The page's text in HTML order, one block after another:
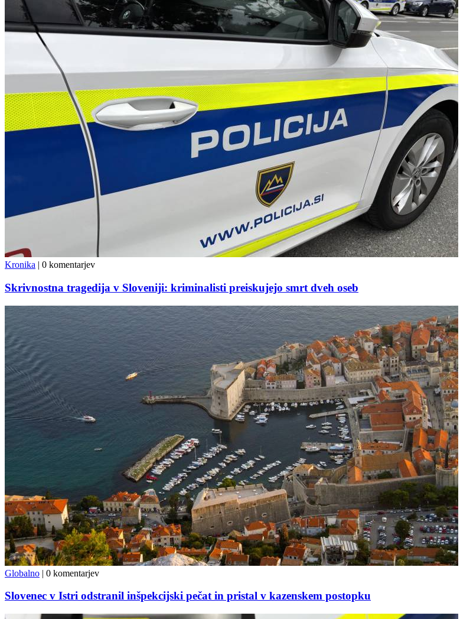
Kronika | 0 komentarjev
Skrivnostna tragedija v Sloveniji: kriminalisti preiskujejo smrt dveh oseb
Globalno | 0 komentarjev
Slovenec v Istri odstranil inšpekcijski pečat in pristal v kazenskem postopku